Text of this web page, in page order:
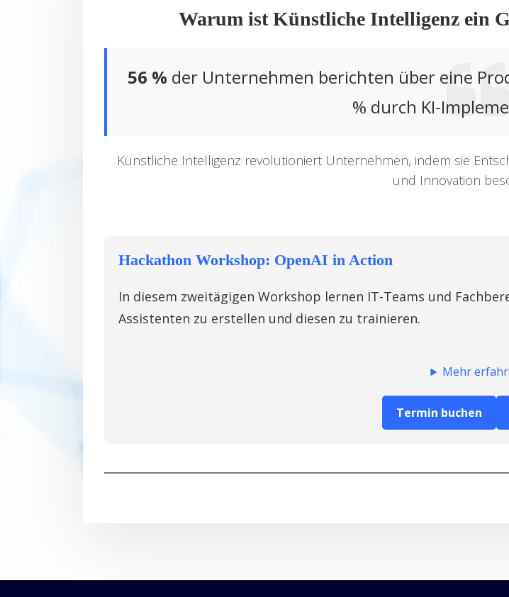
Warum ist Künstliche Intelligenz ein
56 % der Unternehmen berichten über eine
% durch KI-
Künstliche Intelligenz revolutioniert Unternehmen, indem sie
und Innovation
Hackathon Workshop: OpenAI in Action
In diesem zweitägigen Workshop lernen IT-Teams und
Assistenten zu erstellen und diesen zu trainieren.
Mehr
Termin buchen